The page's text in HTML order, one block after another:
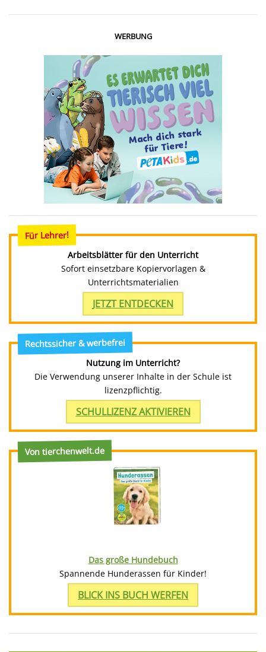
WERBUNG
Für Lehrer!
Arbeitsblätter für den Unterricht
Sofort einsetzbare Kopiervorlagen &
Unterrichtsmaterialien
JETZT ENTDECKEN
Rechtssicher & werbefrei
Nutzung im Unterricht?
Die Verwendung unserer Inhalte in der Schule ist
lizenzpflichtig.
SCHULLIZENZ AKTIVIEREN
Von tierchenwelt.de
Das große Hundebuch
Spannende Hunderassen für Kinder!
BLICK INS BUCH WERFEN